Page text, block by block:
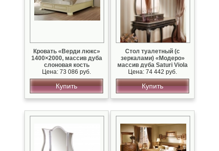
Кровать «Верди люкс»
1400×2000, массив дуба
слоновая кость
спатиной
Цена: 73 086 руб.
Купить
Стол туалетный (с
зеркалами) «Модеро»
массив дуба Saturi Viola
Цена: 74 442 руб.
Купить